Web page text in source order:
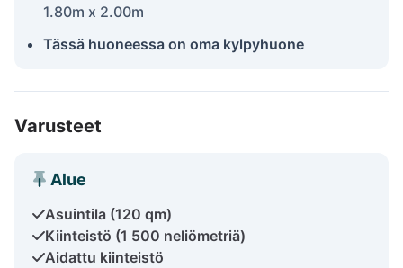
1.80m x 2.00m
Tässä huoneessa on oma kylpyhuone
Varusteet
Alue
Asuintila (120 qm)
Kiinteistö (1 500 neliömetriä)
Aidattu kiinteistö